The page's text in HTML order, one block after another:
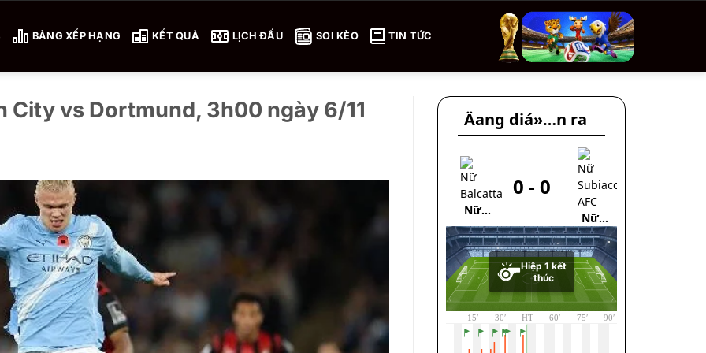
BẢNG XẾP HẠNG KẾT QUẢ LỊCH ĐẤU SOI KÈO TIN TỨC
City vs Dortmund, 3h00 ngày 6/11 Äang diá»…n ra
Nữ
Balcatta
0 - 0
Nữ
Subiaco
AFC
Omdurman